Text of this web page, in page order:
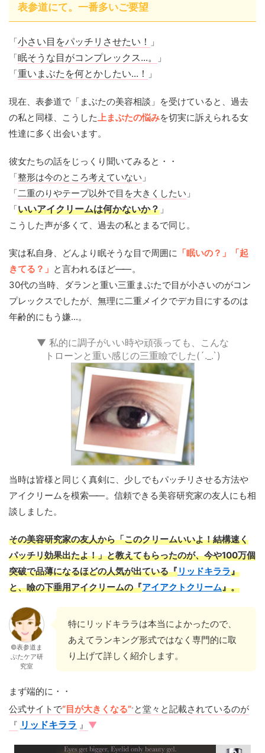
表参道にて。一番多いご要望
「小さい目をパッチリさせたい！
」
「眠そうな目がコンプレックス...。
」
「重いまぶたを何とかしたい...！ 」
現在、表参道で「まぶたの美容相談」を受けていると、過去
の私と同様、こうした上まぶたの悩みを切実に訴えられる女
性達に多く出会います。
彼女たちの話をじっくり聞いてみると・・
「整形は今のところ考えていない 」
「二重のりやテープ以外で目を大きくしたい 」
「いいアイクリームは何かないか？ 」
こうした声が多くて、過去の私とまるで同じ。
実は私自身、どんより眠そうな目で周囲に 「眠いの？」
「起
きてる？」 と言われるほど——。
30代の当時、ダランと重い三重まぶたで目が小さいのがコン
プレックスでしたが、無理に二重メイクでデカ目にするのは
年齢的にもう嫌...。
▼ 私的に調子がいい時や頑張っても、こんな
トローンと重い感じの三重瞼でした(´._.`)
当時は皆様と同じく真剣に、少しでもパッチリさせる方法や
アイクリームを模索——。信頼できる美容研究家の友人にも相
談しました。
その美容研究家の友人から「このクリームいいよ！結構速く
パッチリ効果出たよ！」と教えてもらったのが、今や100万個
突破で品薄になるほどの人気が出ている『リッドキララ』
と、瞼の下垂用アイクリームの『アイアクトクリーム』。
©表参道ま
ぶたケア研
究室
特にリッドキララは本当によかったので、
あえてランキング形式ではなく専門的に取
り上げて詳しく紹介します。
まず端的に・・
公式サイトで“目が大きくなる”※ と堂々と記載されているのが
『 リッドキララ 』 ▼